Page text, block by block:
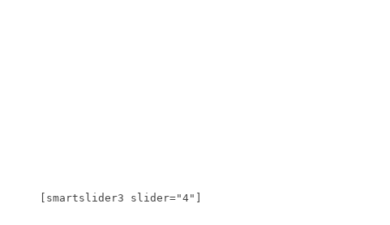
[smartslider3 slider="4"]